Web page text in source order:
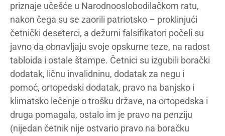
priznaje učešće u Narodnooslobodilačkom ratu,
nakon čega su se zaorili patriotsko – proklinjući
četnički deseterci, a dežurni falsifikatori počeli su
javno da obnavljaju svoje opskurne teze, na radost
tabloida i ostale štampe. Četnici su izgubili borački
dodatak, ličnu invalidninu, dodatak za negu i
pomoć, ortopedski dodatak, pravo na banjsko i
klimatsko lečenje o trošku države, na ortopedska i
druga pomagala, ostalo im je pravo na penziju
(nijedan četnik nije ostvario pravo na boračku